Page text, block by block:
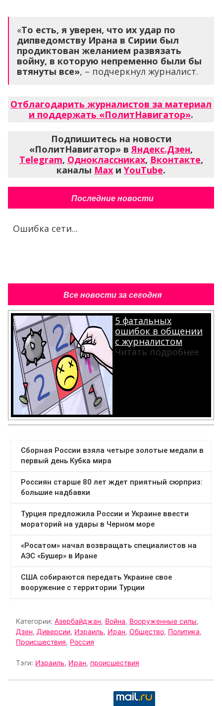
«То есть, я уверен, что их удар по
дипведомству Ирана в Сирии был
продиктован желанием развязать
войну, в которую непременно были бы
втянуты все», – подчеркнул журналист.
Отблагодарить журналистов за материал
и поддержать «ПолитНавигатор».
Подпишитесь на новости
«ПолитНавигатор» вЯндекс.Дзен,
Telegram, Одноклассниках, Вконтакте,
каналы Max и YouTube.
Последние новости
Ошибка сети...
Все новости за сегодня
5 фатальных
ошибок в общении
с журналистом
Читать подробнее
Категории: Азербайджан, Война, Вооруженные силы,
Дзен, Диверсии, Израиль, Иран, Общество, Политика,
Происшествия, Россия
Тэги: Израиль, Иран, происшествия